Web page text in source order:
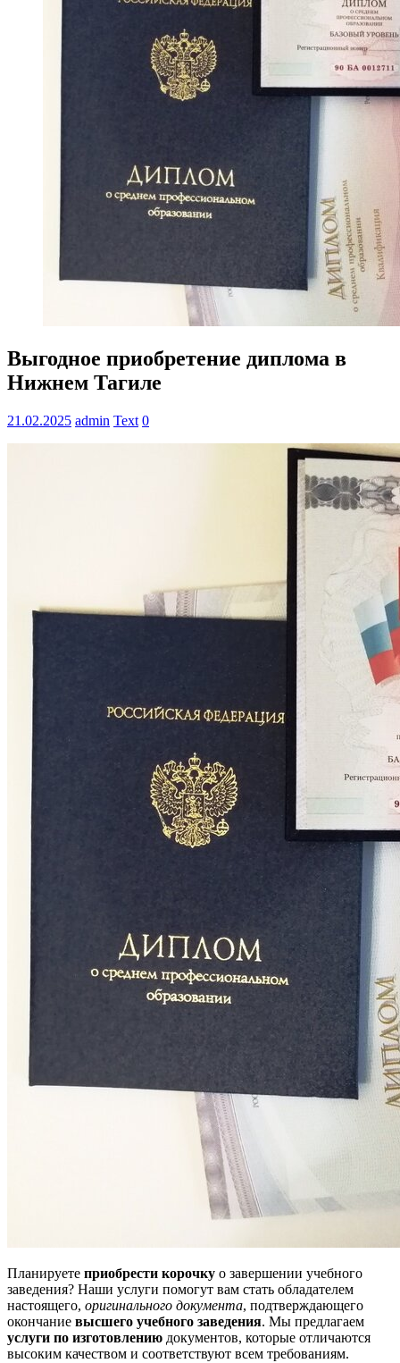
Выгодное приобретение диплома в
Нижнем Тагиле
21.02.2025 admin Text 0
Планируете приобрести корочку о завершении учебного
заведения? Наши услуги помогут вам стать обладателем
настоящего, оригинального документа, подтверждающего
окончание высшего учебного заведения. Мы предлагаем
услуги по изготовлению документов, которые отличаются
высоким качеством и соответствуют всем требованиям.